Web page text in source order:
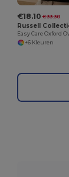
€18.10 €33.30
+6 Kleuren